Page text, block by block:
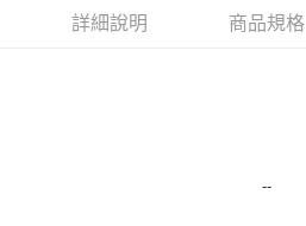
詳細說明 商品規格
--